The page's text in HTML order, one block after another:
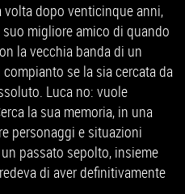
volta dopo venticinque anni,
migliore amico di quando
la vecchia banda di un
se la sia cercata da
Luca no: vuole
la sua memoria, in una
personaggi e situazioni
passato sepolto, insieme
di aver definitivamente